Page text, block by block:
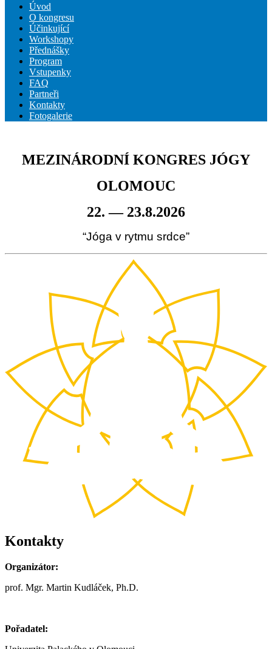
Úvod
O kongresu
Účinkující
Workshopy
Přednášky
Program
Vstupenky
FAQ
Partneři
Kontakty
Fotogalerie
MEZINÁRODNÍ KONGRES JÓGY
OLOMOUC
22. — 23.8.2026
“Jóga v rytmu srdce”
Kontakty
Organizátor:
prof. Mgr. Martin Kudláček, Ph.D.
Pořadatel: